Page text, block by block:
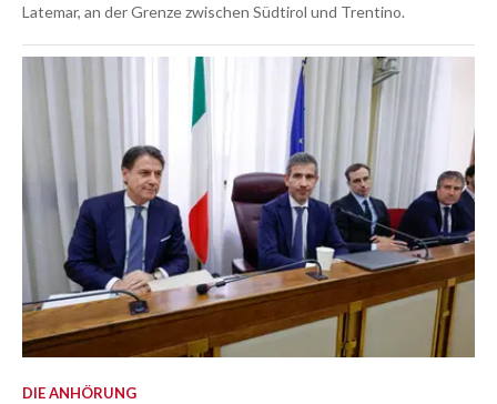
Latemar, an der Grenze zwischen Südtirol und Trentino.
DIE ANHÖRUNG